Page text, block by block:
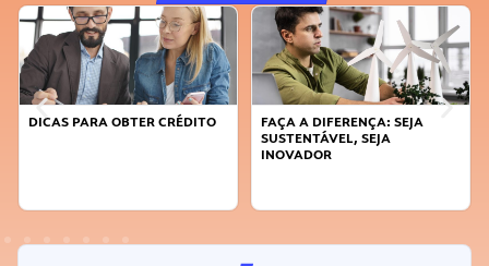
DICAS PARA OBTER CRÉDITO
FAÇA A DIFERENÇA: SEJA
SUSTENTÁVEL, SEJA
INOVADOR